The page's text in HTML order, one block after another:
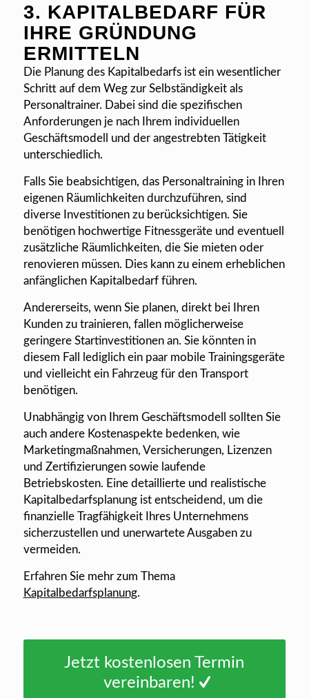
3. KAPITALBEDARF FÜR
IHRE GRÜNDUNG
ERMITTELN
Die Planung des Kapitalbedarfs ist ein wesentlicher
Schritt auf dem Weg zur Selbständigkeit als
Personaltrainer. Dabei sind die spezifischen
Anforderungen je nach Ihrem individuellen
Geschäftsmodell und der angestrebten Tätigkeit
unterschiedlich.
Falls Sie beabsichtigen, das Personaltraining in Ihren
eigenen Räumlichkeiten durchzuführen, sind
diverse Investitionen zu berücksichtigen. Sie
benötigen hochwertige Fitnessgeräte und eventuell
zusätzliche Räumlichkeiten, die Sie mieten oder
renovieren müssen. Dies kann zu einem erheblichen
anfänglichen Kapitalbedarf führen.
Andererseits, wenn Sie planen, direkt bei Ihren
Kunden zu trainieren, fallen möglicherweise
geringere Startinvestitionen an. Sie könnten in
diesem Fall lediglich ein paar mobile Trainingsgeräte
und vielleicht ein Fahrzeug für den Transport
benötigen.
Unabhängig von Ihrem Geschäftsmodell sollten Sie
auch andere Kostenaspekte bedenken, wie
Marketingmaßnahmen, Versicherungen, Lizenzen
und Zertifizierungen sowie laufende
Betriebskosten. Eine detaillierte und realistische
Kapitalbedarfsplanung ist entscheidend, um die
finanzielle Tragfähigkeit Ihres Unternehmens
sicherzustellen und unerwartete Ausgaben zu
vermeiden.
Erfahren Sie mehr zum Thema
Kapitalbedarfsplanung.
Jetzt kostenlosen Termin
vereinbaren!